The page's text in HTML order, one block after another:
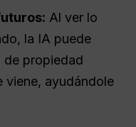
Al ver lo
la IA puede
de propiedad
viene, ayudándole